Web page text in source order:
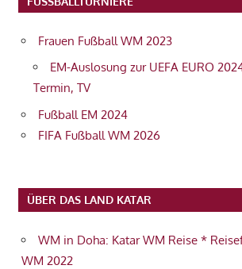
Frauen Fußball WM 2023
EM-Auslosung zur UEFA EURO
Termin, TV
Fußball EM 2024
FIFA Fußball WM 2026
ÜBER DAS LAND KATAR
WM in Doha: Katar WM Reise *
WM 2022